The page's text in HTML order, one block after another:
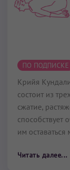
ПО ПОДПИСКЕ
Крийя
состоит из
сжатие,
способствует
им
Читать далее...